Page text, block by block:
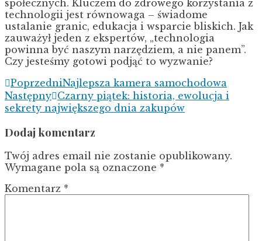
społecznych. Kluczem do zdrowego korzystania z
technologii jest równowaga – świadome
ustalanie granic, edukacja i wsparcie bliskich. Jak
zauważył jeden z ekspertów, „technologia
powinna być naszym narzędziem, a nie panem”.
Czy jesteśmy gotowi podjąć to wyzwanie?
PoprzedniNajlepsza kamera samochodowa
Następny Czarny piątek: historia, ewolucja i
sekrety największego dnia zakupów
Dodaj komentarz
Twój adres email nie zostanie opublikowany.
Wymagane pola są oznaczone *
Komentarz *